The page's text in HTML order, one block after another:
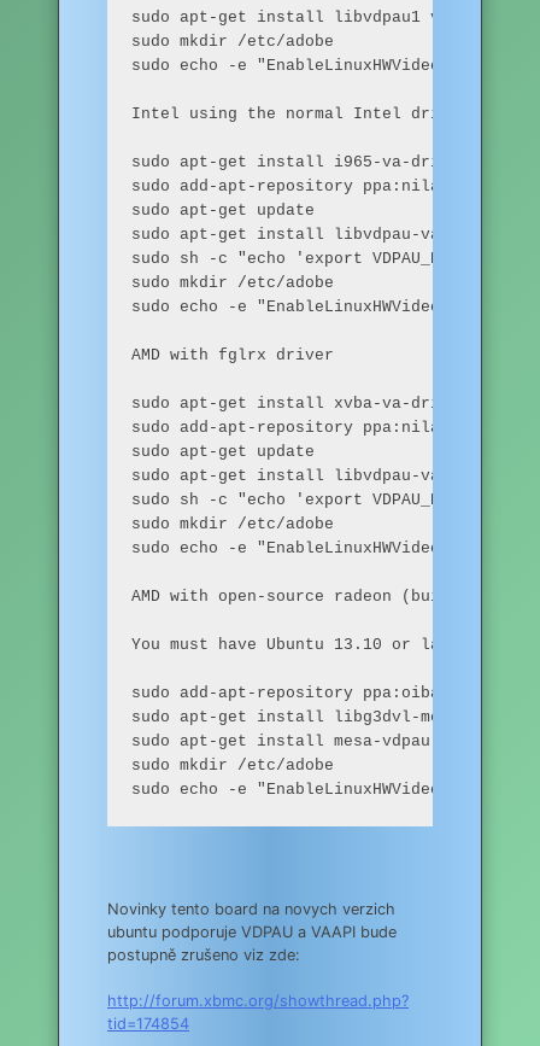
sudo apt-get install libvdpau1 vdpau-va-
sudo mkdir /etc/adobe
sudo echo -e "EnableLinuxHWVideoDecode
Intel using the normal Intel drivers
sudo apt-get install i965-va-driver
sudo add-apt-repository ppa:nilarimogard/
sudo apt-get update
sudo apt-get install libvdpau-va-gl1
sudo sh -c "echo 'export
sudo mkdir /etc/adobe
sudo echo -e "EnableLinuxHWVideoDecode
AMD with fglrx driver
sudo apt-get install xvba-va-driver
sudo add-apt-repository ppa:nilarimogard/
sudo apt-get update
sudo apt-get install libvdpau-va-gl1
sudo sh -c "echo 'export
sudo mkdir /etc/adobe
sudo echo -e "EnableLinuxHWVideoDecode
AMD with open-source radeon (built-in)
You must have Ubuntu 13.10 or later.
sudo add-apt-repository ppa:oibaf/
sudo apt-get install libg3dvl-mesa (if on
sudo apt-get install mesa-vdpau-drivers
sudo mkdir /etc/adobe
sudo echo -e "EnableLinuxHWVideoDecode
Novinky tento board na novych verzich
ubuntu podporuje VDPAU a VAAPI bude
postupně zrušeno viz zde:
http://forum.xbmc.org/showthread.php?
tid=174854